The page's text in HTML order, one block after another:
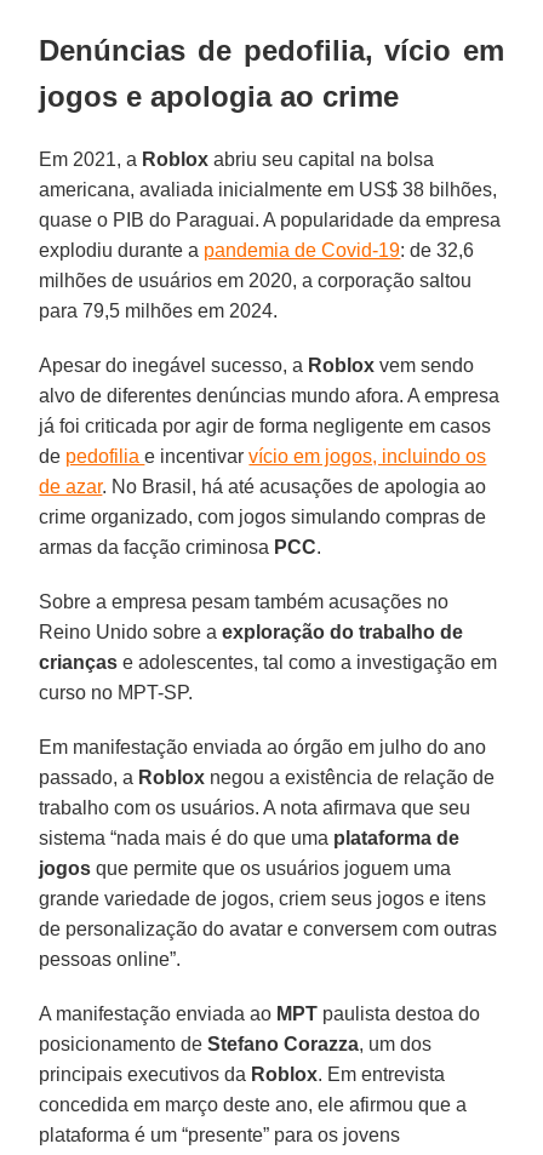
Denúncias de pedofilia, vício em
jogos e apologia ao crime
Em 2021, a Roblox abriu seu capital na bolsa
americana, avaliada inicialmente em US$ 38 bilhões,
quase o PIB do Paraguai. A popularidade da empresa
explodiu durante a pandemia de Covid-19: de 32,6
milhões de usuários em 2020, a corporação saltou
para 79,5 milhões em 2024.
Apesar do inegável sucesso, a Roblox vem sendo
alvo de diferentes denúncias mundo afora. A empresa
já foi criticada por agir de forma negligente em casos
de pedofiliae incentivarvício em jogos, incluindo os
de azar. No Brasil, há até acusações de apologia ao
crime organizado, com jogos simulando compras de
armas da facção criminosa PCC.
Sobre a empresa pesam também acusações no
Reino Unido sobre aexploração do trabalho de
crianças e adolescentes, tal como a investigação em
curso no MPT-SP.
Em manifestação enviada ao órgão em julho do ano
passado, a Roblox negou a existência de relação de
trabalho com os usuários. A nota afirmava que seu
sistema “nada mais é do que uma plataforma de
jogos que permite que os usuários joguem uma
grande variedade de jogos, criem seus jogos e itens
de personalização do avatar e conversem com outras
pessoas online”.
A manifestação enviada ao MPT paulista destoa do
posicionamento deStefano Corazza, um dos
principais executivos da Roblox. Em entrevista
concedida em março deste ano, ele afirmou que a
plataforma é um “presente” para os jovens